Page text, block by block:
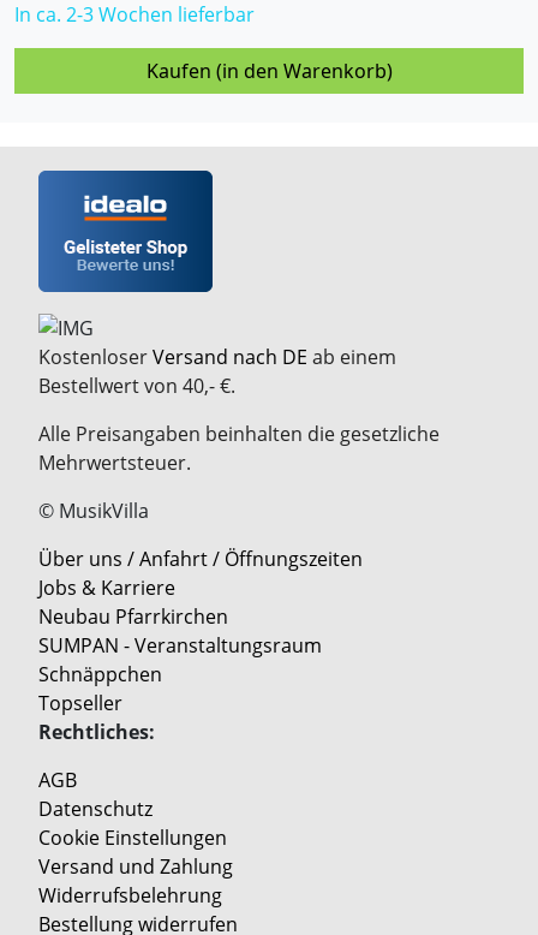
In ca. 2-3 Wochen lieferbar
Kaufen (in den Warenkorb)
KostenloserVersand nach DE ab einem
Bestellwert von 40,- €.
Alle Preisangaben beinhalten die gesetzliche
Mehrwertsteuer.
© MusikVilla
Über uns / Anfahrt / Öffnungszeiten
Jobs & Karriere
Neubau Pfarrkirchen
SUMPAN - Veranstaltungsraum
Schnäppchen
Topseller
Rechtliches:
AGB
Datenschutz
Cookie Einstellungen
Versand und Zahlung
Widerrufsbelehrung
Bestellung widerrufen